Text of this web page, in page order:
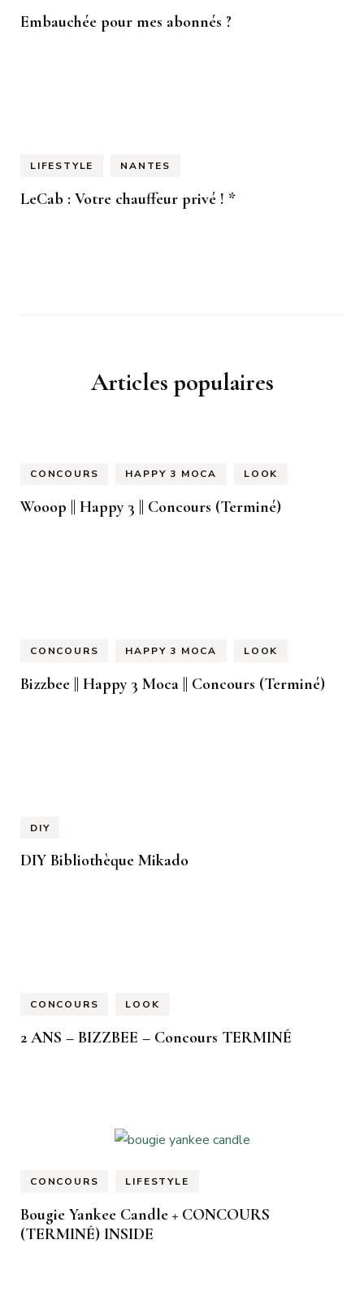
Embauchée pour mes abonnés ?
LIFESTYLE NANTES
LeCab : Votre chauffeur privé ! *
Articles populaires
CONCOURS HAPPY 3 MOCA LOOK
Wooop || Happy 3 || Concours (Terminé)
CONCOURS HAPPY 3 MOCA LOOK
Bizzbee || Happy 3 Moca || Concours (Terminé)
DIY
DIY Bibliothèque Mikado
CONCOURS LOOK
2 ANS – BIZZBEE – Concours TERMINÉ
CONCOURS LIFESTYLE
Bougie Yankee Candle + CONCOURS
(TERMINÉ) INSIDE